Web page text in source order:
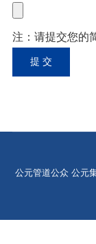
注：请提交您的
公元管道公众号公元